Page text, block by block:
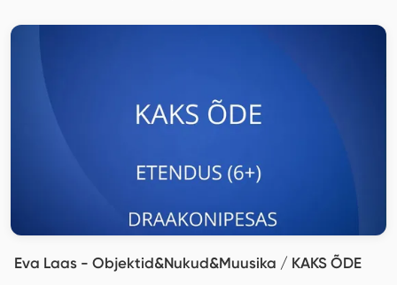
Eva Laas - Objektid&Nukud&Muusika / KAKS ÕDE